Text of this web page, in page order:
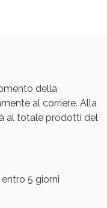
della
al corriere. Alla
al totale prodotti del
5 giorni